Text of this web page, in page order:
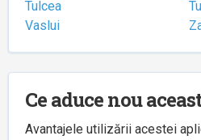
Tulcea
Vaslui
Ce aduce nou
Avantajele utilizării acestei